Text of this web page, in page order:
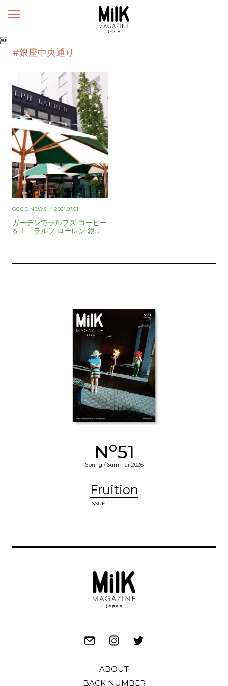
メ

#銀座中央通り
GOOD NEWS ／ 2021.07.01
ガーデンでラルフズ コーヒー
を！「ラルフ ローレン 銀
No51
Spring / Summer 2026
Fruition
ISSUE
ABOUT
BACK NUMBER